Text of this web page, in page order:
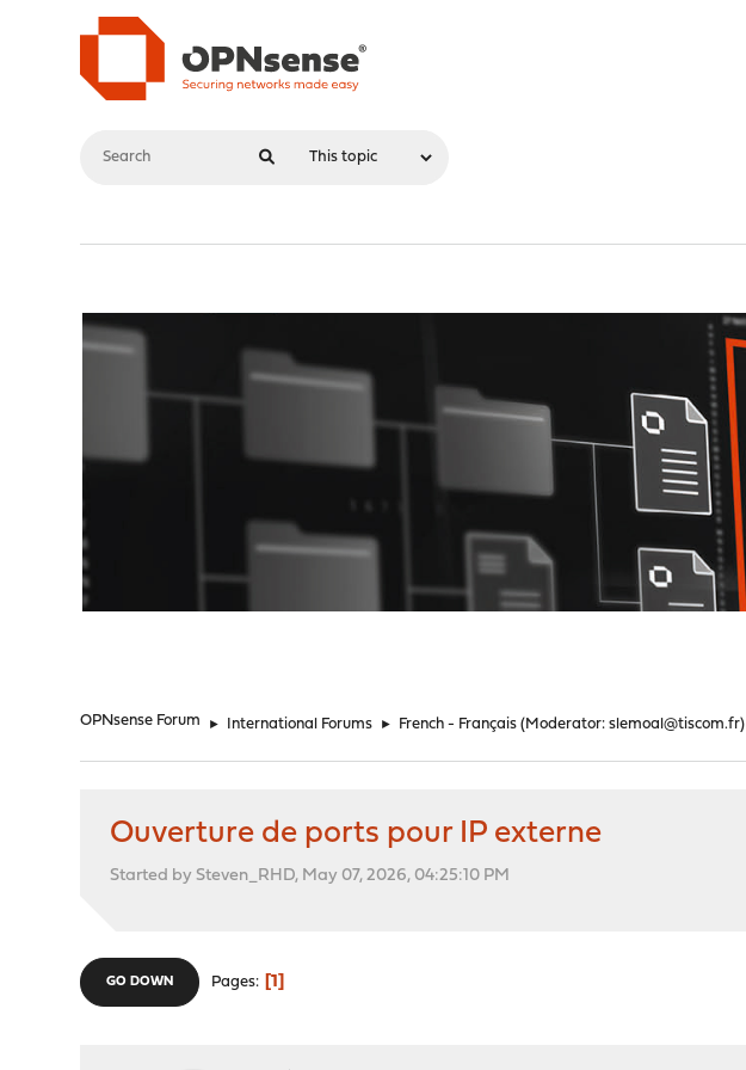
OPNsense Forum ► International Forums ► French - Français (Moderator:slemoal@tiscom.fr)
Ouverture de ports pour IP externe
Started by Steven_RHD, May 07, 2026, 04:25:10 PM
GO DOWN Pages 1